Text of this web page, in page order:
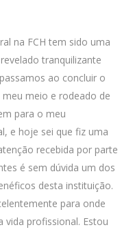
na FCH tem sido uma
tranquilizante
ao concluir o
meio e rodeado de
para o meu
e hoje sei que fiz uma
recebida por parte
é sem dúvida um dos
desta instituição.
para onde
vida profissional. Estou